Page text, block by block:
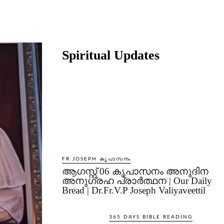
Spiritual Updates
FR JOSEPH കൃപാസനം
ആഗസ്റ്റ് 06 കൃപാസനം അനുദിന
അനുഗ്രഹ പ്രാർത്ഥന | Our Daily
Bread | Dr.Fr.V.P Joseph Valiyaveettil
365 DAYS BIBLE READING